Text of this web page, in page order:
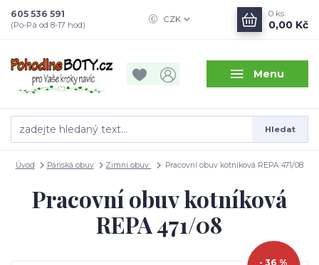
Menu
CZK
Hledat
605 536 591
(Po-Pá od 8-17 hod)
0 ks
0,00 Kč
Úvod Pánská obuv Zimní obuv Pracovní obuv kotníková REPA 471/08
Pracovní obuv kotníková
REPA 471/08
- 36 %